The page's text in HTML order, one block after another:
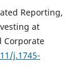
Reporting,
at
Corporate
j.1745-